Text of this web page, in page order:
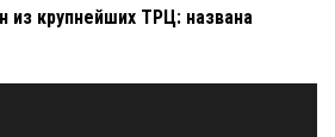
из крупнейших ТРЦ: названа